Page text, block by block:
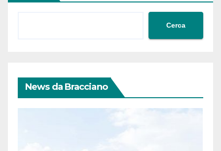
Cerca
News da Bracciano